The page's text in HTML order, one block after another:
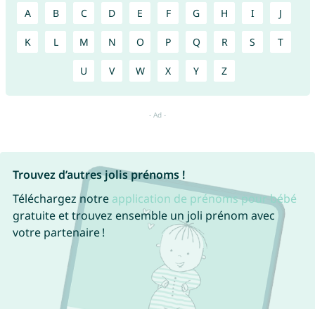
A B C D E F G H I J
K L M N O P Q R S T
U V W X Y Z
Trouvez d’autres jolis prénoms !
Téléchargez notre application de prénoms pour bébé
gratuite et trouvez ensemble un joli prénom avec
votre partenaire !